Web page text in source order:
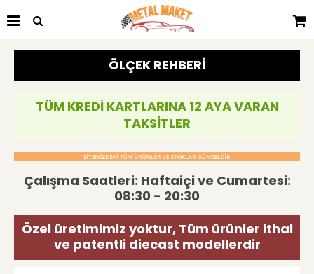
ÖLÇEK REHBERİ
TÜM KREDİ KARTLARINA 12 AYA VARAN
TAKSİTLER
Çalışma Saatleri: Haftaiçi ve Cumartesi:
08:30 - 20:30
Özel üretimimiz yoktur, Tüm ürünler ithal
ve patentli diecast modellerdir